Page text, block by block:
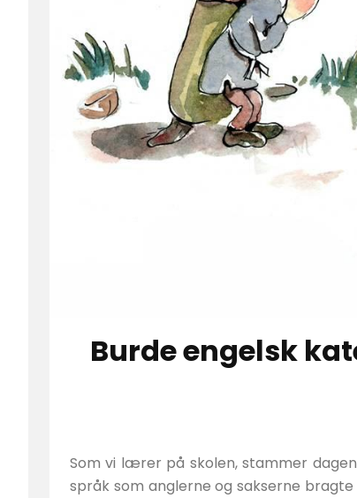
Burde engelsk
Som vi lærer på skolen, stammer
språk som anglerne og sakserne